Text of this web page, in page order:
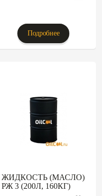
Подробнее
ЖИДКОСТЬ (МАСЛО)
РЖ 3 (200Л, 160КГ)